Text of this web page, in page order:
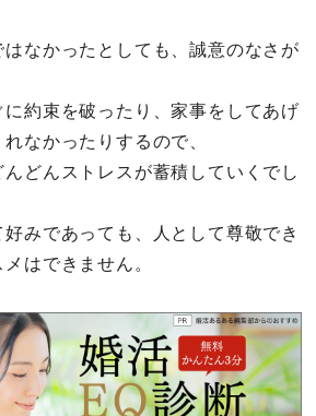
なかったとしても、誠意のなさが
約束を破ったり、家事をしてあげ
なかったりするので、
どんストレスが蓄積していくでし
みであっても、人として尊敬でき
はできません。